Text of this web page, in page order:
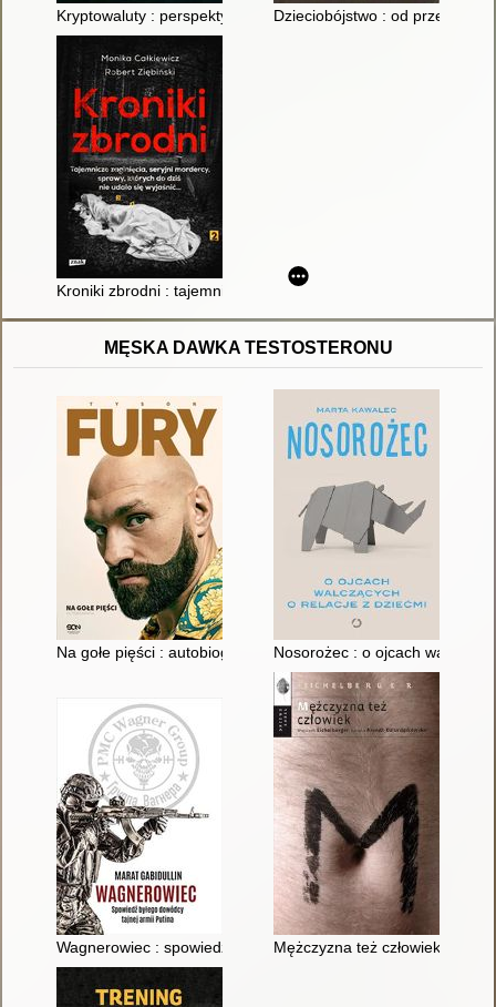
Kryptowaluty : perspektywa kryminologiczna i kryminalistyczna
Dzieciobójstwo : od przepisu
Kroniki zbrodni : tajemnicze zaginięcia, seryjni mordercy,
MĘSKA DAWKA TESTOSTERONU
Na gołe pięści : autobiografia Nosorożec : o ojcach
Wagnerowiec : spowiedź byłego dowódcy tajnej armii Putina
Mężczyzna też człowiek